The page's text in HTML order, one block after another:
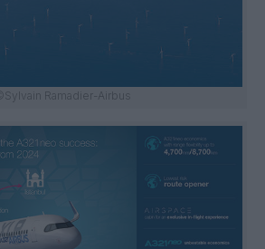
©Sylvain Ramadier-Airbus